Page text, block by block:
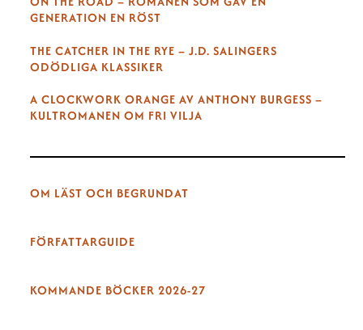
GENERATION EN RÖST
THE CATCHER IN THE RYE – J.D. SALINGERS
ODÖDLIGA KLASSIKER
A CLOCKWORK ORANGE AV ANTHONY BURGESS –
KULTROMANEN OM FRI VILJA
OM LÄST OCH BEGRUNDAT
FÖRFATTARGUIDE
KOMMANDE BÖCKER 2026-27